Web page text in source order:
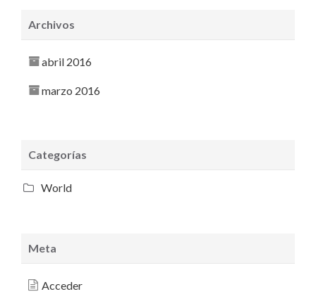
Archivos
abril 2016
marzo 2016
Categorías
World
Meta
Acceder